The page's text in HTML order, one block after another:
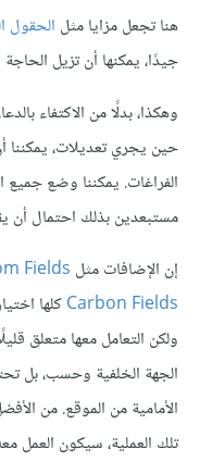
هنا تجعل مزايا مثل الحقول
جيدًا، يمكنها أن تزيل
وهكذا، بدلًا من الاكتفاء
حين يجري تعديلات، يمكننا
الفراغات. يمكننا وضع جميع
مستبعدين بذلك احتمال أن
إن الإضافات مثل Fields
Carbon Fieldsكلها
ولكن التعامل معها متعلق
الجهة الخلفية وحسب، بل
الأمامية من الموقع. من
تلك العملية، سيكون العمل